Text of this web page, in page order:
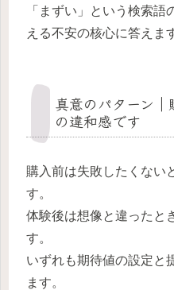
「まずい」という検索
える不安の核心に答えま
真意のパターン
の違和感です
購入前は失敗したくない
す。
体験後は想像と違ったと
す。
いずれも期待値の設定と
ます。